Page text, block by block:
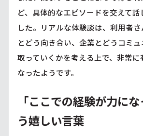
ど、具体的なエピソードを交えて話
した。リアルな体験談は、利用者
とどう向き合い、企業とどうコミ
取っていくかを考える上で、非常に
なったようです。
「ここでの経験が力に
う嬉しい言葉